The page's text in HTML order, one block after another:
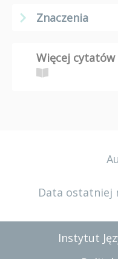
Znaczenia
Więcej
Data ostatniej
Instytut